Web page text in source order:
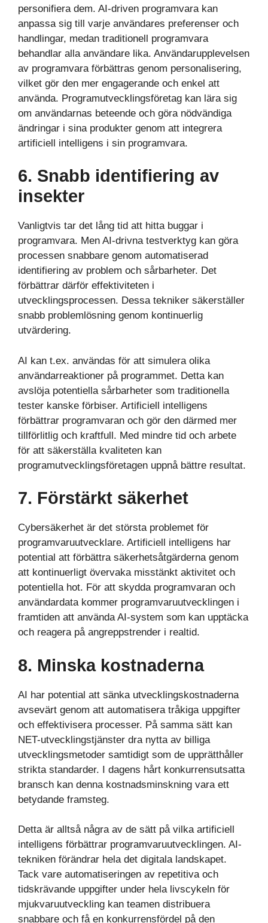
personifiera dem. AI-driven programvara kan
anpassa sig till varje användares preferenser och
handlingar, medan traditionell programvara
behandlar alla användare lika. Användarupplevelsen
av programvara förbättras genom personalisering,
vilket gör den mer engagerande och enkel att
använda. Programutvecklingsföretag kan lära sig
om användarnas beteende och göra nödvändiga
ändringar i sina produkter genom att integrera
artificiell intelligens i sin programvara.
6. Snabb identifiering av
insekter
Vanligtvis tar det lång tid att hitta buggar i
programvara. Men AI-drivna testverktyg kan göra
processen snabbare genom automatiserad
identifiering av problem och sårbarheter. Det
förbättrar därför effektiviteten i
utvecklingsprocessen. Dessa tekniker säkerställer
snabb problemlösning genom kontinuerlig
utvärdering.
AI kan t.ex. användas för att simulera olika
användarreaktioner på programmet. Detta kan
avslöja potentiella sårbarheter som traditionella
tester kanske förbiser. Artificiell intelligens
förbättrar programvaran och gör den därmed mer
tillförlitlig och kraftfull. Med mindre tid och arbete
för att säkerställa kvaliteten kan
programutvecklingsföretagen uppnå bättre resultat.
7. Förstärkt säkerhet
Cybersäkerhet är det största problemet för
programvaruutvecklare. Artificiell intelligens har
potential att förbättra säkerhetsåtgärderna genom
att kontinuerligt övervaka misstänkt aktivitet och
potentiella hot. För att skydda programvaran och
användardata kommer programvaruutvecklingen i
framtiden att använda AI-system som kan upptäcka
och reagera på angreppstrender i realtid.
8. Minska kostnaderna
AI har potential att sänka utvecklingskostnaderna
avsevärt genom att automatisera tråkiga uppgifter
och effektivisera processer. På samma sätt kan
NET-utvecklingstjänster dra nytta av billiga
utvecklingsmetoder samtidigt som de upprätthåller
strikta standarder. I dagens hårt konkurrensutsatta
bransch kan denna kostnadsminskning vara ett
betydande framsteg.
Detta är alltså några av de sätt på vilka artificiell
intelligens förbättrar programvaruutvecklingen. AI-
tekniken förändrar hela det digitala landskapet.
Tack vare automatiseringen av repetitiva och
tidskrävande uppgifter under hela livscykeln för
mjukvaruutveckling kan teamen distribuera
snabbare och få en konkurrensfördel på den